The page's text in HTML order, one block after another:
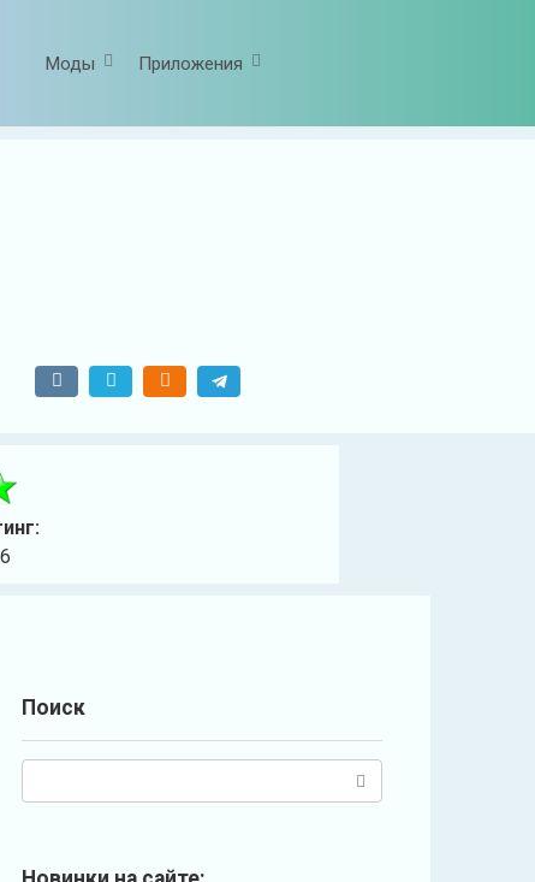
Моды Приложения
Поиск
о